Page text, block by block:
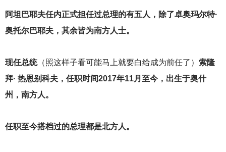
阿坦巴耶夫任内正式担任过总理的有五人，除了卓奥玛尔特·
奥托尔巴耶夫，其余皆为南方人士。
现任总统（照这样子看可能马上就要白给成为前任了） 索隆
拜· 热恩别科夫，任职时间2017年11月至今，出生于奥什
州，南方人。
任职至今搭档过的总理都是北方人。